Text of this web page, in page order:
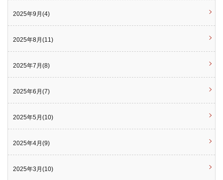
2025年9月(4)
2025年8月(11)
2025年7月(8)
2025年6月(7)
2025年5月(10)
2025年4月(9)
2025年3月(10)